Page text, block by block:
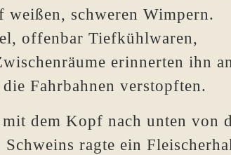
schweren Wimpern.
offenbar Tiefkühlwaren,
erinnerten ihn
Fahrbahnen verstopften.
dem Kopf nach unten von
ragte ein